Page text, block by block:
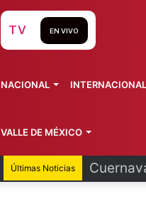
Últimas Noticias
TV EN VIVO
NACIONAL INTERNACIONAL
VALLE DE MÉXICO